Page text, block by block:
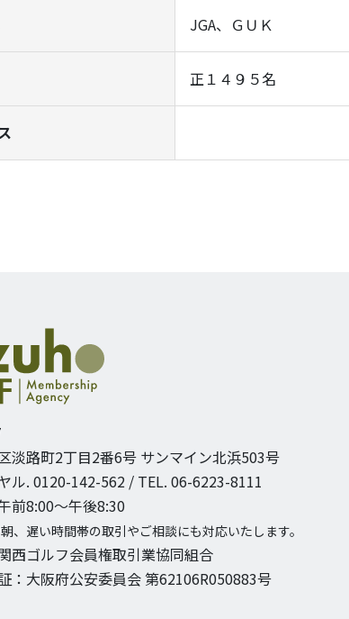
JGA、ＧＵＫ
正１４９５名
淡路町2丁目2番6号 サンマイン北浜503号
ル. 0120-142-562 / TEL. 06-6223-8111
8:00〜午後8:30
、遅い時間帯の取引やご相談にも対応いたします。
西ゴルフ会員権取引業協同組合
：大阪府公安委員会 第62106R050883号